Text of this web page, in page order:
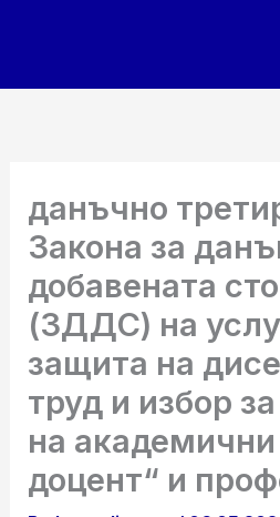
данъчно
Закона за
добавената
(ЗДДС) на
защита на
труд и избор
на
доцент“ и